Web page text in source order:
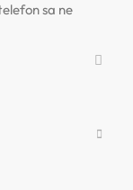
sa ne